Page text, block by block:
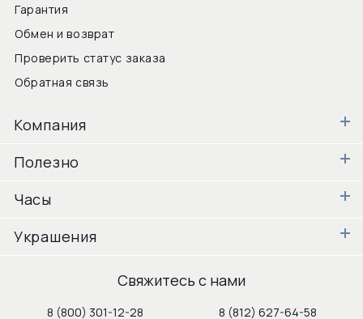
Гарантия
Обмен и возврат
Проверить статус заказа
Обратная связь
Компания
Полезно
Часы
Украшения
Свяжитесь с нами
8 (800) 301-12-28 8 (812) 627-64-58